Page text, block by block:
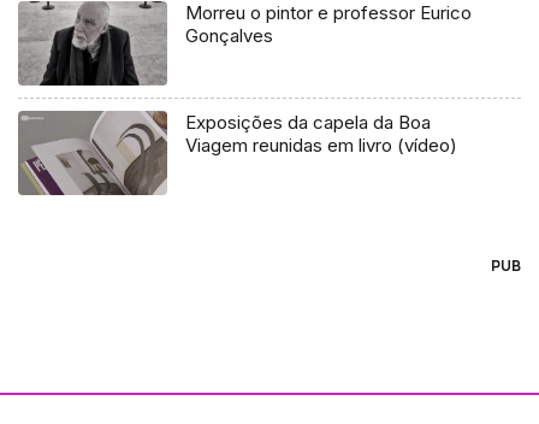
Morreu o pintor e professor Eurico
Gonçalves
Exposições da capela da Boa
Viagem reunidas em livro (vídeo)
PUB